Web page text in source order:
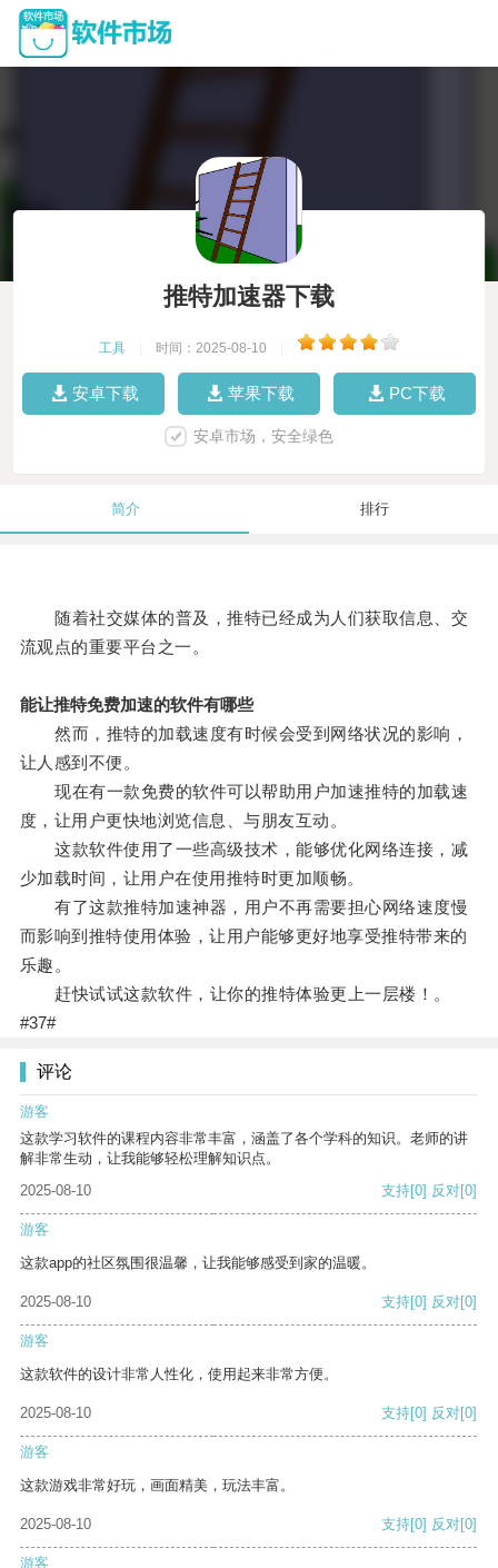
推特加速器下载
工具 时间：2025-08-10
安卓下载 苹果下载 PC下载
安卓市场，安全绿色
简介 排行
随着社交媒体的普及，推特已经成为人们获取信息、交
流观点的重要平台之一。
能让推特免费加速的软件有哪些
然而，推特的加载速度有时候会受到网络状况的影响，
让人感到不便。
现在有一款免费的软件可以帮助用户加速推特的加载速
度，让用户更快地浏览信息、与朋友互动。
这款软件使用了一些高级技术，能够优化网络连接，减
少加载时间，让用户在使用推特时更加顺畅。
有了这款推特加速神器，用户不再需要担心网络速度慢
而影响到推特使用体验，让用户能够更好地享受推特带来的
乐趣。
赶快试试这款软件，让你的推特体验更上一层楼！。
#37#
评论
游客
这款学习软件的课程内容非常丰富，涵盖了各个学科的知识。老师的讲
解非常生动，让我能够轻松理解知识点。
2025-08-10
支持[0] 反对[0]
游客
这款app的社区氛围很温馨，让我能够感受到家的温暖。
2025-08-10 支持[0] 反对[0]
游客
这款软件的设计非常人性化，使用起来非常方便。
2025-08-10 支持[0] 反对[0]
游客
这款游戏非常好玩，画面精美，玩法丰富。
2025-08-10 支持[0] 反对[0]
游客